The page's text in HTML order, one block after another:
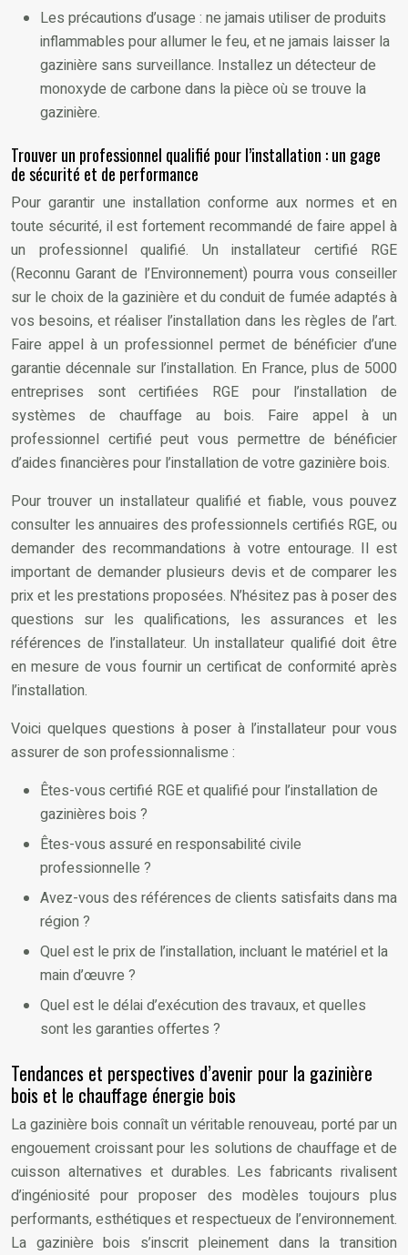
Les précautions d’usage : ne jamais utiliser de produits
inflammables pour allumer le feu, et ne jamais laisser la
gazinière sans surveillance. Installez un détecteur de
monoxyde de carbone dans la pièce où se trouve la
gazinière.
Trouver un professionnel qualifié pour l’installation : un gage
de sécurité et de performance
Pour garantir une installation conforme aux normes et en
toute sécurité, il est fortement recommandé de faire appel à
un professionnel qualifié. Un installateur certifié RGE
(Reconnu Garant de l’Environnement) pourra vous conseiller
sur le choix de la gazinière et du conduit de fumée adaptés à
vos besoins, et réaliser l’installation dans les règles de l’art.
Faire appel à un professionnel permet de bénéficier d’une
garantie décennale sur l’installation. En France, plus de 5000
entreprises sont certifiées RGE pour l’installation de
systèmes de chauffage au bois. Faire appel à un
professionnel certifié peut vous permettre de bénéficier
d’aides financières pour l’installation de votre gazinière bois.
Pour trouver un installateur qualifié et fiable, vous pouvez
consulter les annuaires des professionnels certifiés RGE, ou
demander des recommandations à votre entourage. Il est
important de demander plusieurs devis et de comparer les
prix et les prestations proposées. N’hésitez pas à poser des
questions sur les qualifications, les assurances et les
références de l’installateur. Un installateur qualifié doit être
en mesure de vous fournir un certificat de conformité après
l’installation.
Voici quelques questions à poser à l’installateur pour vous
assurer de son professionnalisme :
Êtes-vous certifié RGE et qualifié pour l’installation de
gazinières bois ?
Êtes-vous assuré en responsabilité civile
professionnelle ?
Avez-vous des références de clients satisfaits dans ma
région ?
Quel est le prix de l’installation, incluant le matériel et la
main d’œuvre ?
Quel est le délai d’exécution des travaux, et quelles
sont les garanties offertes ?
Tendances et perspectives d’avenir pour la gazinière
bois et le chauffage énergie bois
La gazinière bois connaît un véritable renouveau, porté par un
engouement croissant pour les solutions de chauffage et de
cuisson alternatives et durables. Les fabricants rivalisent
d’ingéniosité pour proposer des modèles toujours plus
performants, esthétiques et respectueux de l’environnement.
La gazinière bois s’inscrit pleinement dans la transition